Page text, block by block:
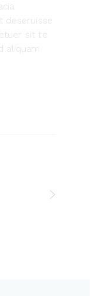
deseruisse
sit te.
aliquam